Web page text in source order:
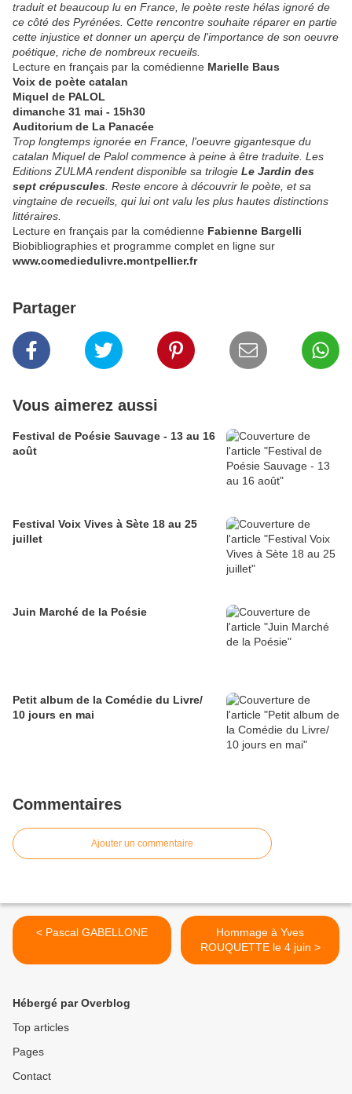
traduit et beaucoup lu en France, le poète reste hélas ignoré de
ce côté des Pyrénées. Cette rencontre souhaite réparer en partie
cette injustice et donner un aperçu de l'importance de son oeuvre
poétique, riche de nombreux recueils.
Lecture en français par la comédienne Marielle Baus
Voix de poète catalan
Miquel de PALOL
dimanche 31 mai - 15h30
Auditorium de La Panacée
Trop longtemps ignorée en France, l'oeuvre gigantesque du
catalan Miquel de Palol commence à peine à être traduite. Les
Editions ZULMA rendent disponible sa trilogie Le Jardin des
sept crépuscules . Reste encore à découvrir le poète, et sa
vingtaine de recueils, qui lui ont valu les plus hautes distinctions
littéraires.
Lecture en français par la comédienne Fabienne Bargelli
Biobibliographies et programme complet en ligne sur
www.comediedulivre.montpellier.fr
Partager
Vous aimerez aussi
Festival de Poésie Sauvage - 13 au 16
août
Festival Voix Vives à Sète 18 au 25
juillet
Juin Marché de la Poésie
Petit album de la Comédie du Livre/
10 jours en mai
Commentaires
Ajouter un commentaire
< Pascal GABELLONE
Hommage à Yves
ROUQUETTE le 4 juin >
Hébergé par Overblog
Top articles
Pages
Contact